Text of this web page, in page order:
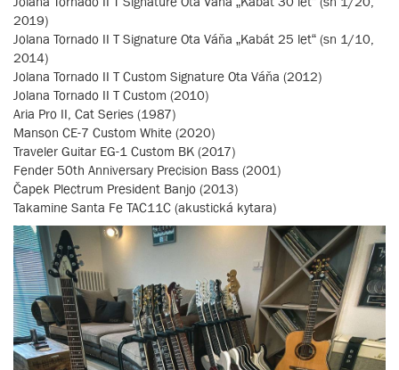
2019)
Jolana Tornado II T Signature Ota Váňa „Kabát 25 let“ (sn 1/10,
2014)
Jolana Tornado II T Custom Signature Ota Váňa (2012)
Jolana Tornado II T Custom (2010)
Aria Pro II, Cat Series (1987)
Manson CE-7 Custom White (2020)
Traveler Guitar EG-1 Custom BK (2017)
Fender 50th Anniversary Precision Bass (2001)
Čapek Plectrum President Banjo (2013)
Takamine Santa Fe TAC11C (akustická kytara)